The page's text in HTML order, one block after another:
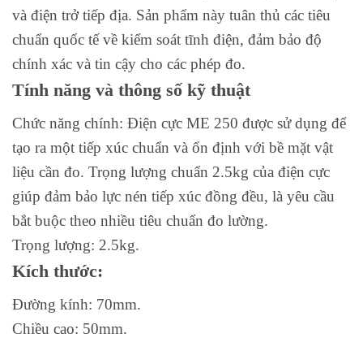
và điện trở tiếp địa. Sản phẩm này tuân thủ các tiêu
chuẩn quốc tế về kiểm soát tĩnh điện, đảm bảo độ
chính xác và tin cậy cho các phép đo.
Tính năng và thông số kỹ thuật
Chức năng chính: Điện cực ME 250 được sử dụng để
tạo ra một tiếp xúc chuẩn và ổn định với bề mặt vật
liệu cần đo. Trọng lượng chuẩn 2.5kg của điện cực
giúp đảm bảo lực nén tiếp xúc đồng đều, là yêu cầu
bắt buộc theo nhiều tiêu chuẩn đo lường.
Trọng lượng: 2.5kg.
Kích thước:
Đường kính: 70mm.
Chiều cao: 50mm.